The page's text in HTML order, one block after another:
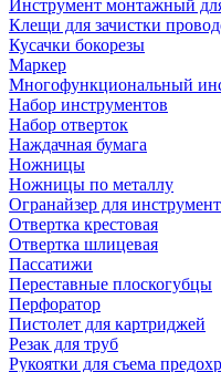
Инструмент монтажный
Клещи для зачистки
Кусачки бокорезы
Маркер
Многофункциональный
Набор инструментов
Набор отверток
Наждачная бумага
Ножницы
Ножницы по металлу
Огранайзер для
Отвертка крестовая
Отвертка шлицевая
Пассатижи
Переставные плоскогубцы
Перфоратор
Пистолет для картриджей
Резак для труб
Рукоятки для съема